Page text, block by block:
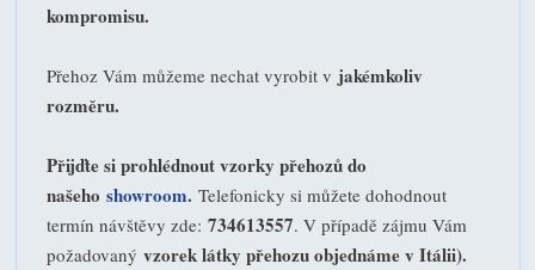
kompromisu.
Přehoz Vám můžeme nechat vyrobit v jakémkoliv
rozměru.
Přijďte si prohlédnout vzorky přehozů do
našeho showroom. Telefonicky si můžete dohodnout
termín návštěvy zde: 734613557. V případě zájmu Vám
požadovaný vzorek látky přehozu objednáme v Itálii).